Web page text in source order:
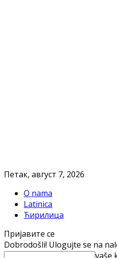
Петак, август 7, 2026
O nama
Latinica
Ћирилица
Пријавите се
Dobrodošli! Ulogujte se na
vaše